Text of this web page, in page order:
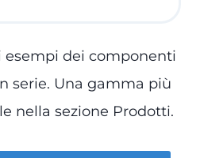
esempi dei componenti
serie. Una gamma più
nella sezione Prodotti.